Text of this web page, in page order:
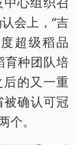
会上，“吉
超级稻品
育种团队培
后的又一重
确认可冠
。